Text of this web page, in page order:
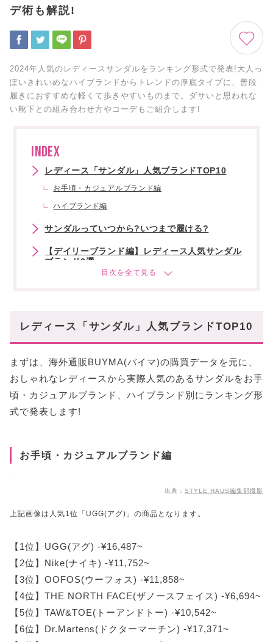
デ術も解説!
2024年人気のレディースサンダルをランキング形式で発表!大人っ
ぽいきれいめなハイブランドからトレンドの厚底タイプに、普段
履きにおすすめな軽くて歩きやすいものまで。ダサいと思われな
い靴下との組み合わせ方やコーデもご紹介します!
INDEX
レディース「サンダル」人気ブランドTOP10
お手頃・カジュアルブランド編
ハイブランド編
サンダルっていつから?いつまで履ける?
【デイリーブランド編】レディース人気サンダル
ブランド3選
シンプルで使いやすい「UGG(アグ)」
ンド3選
やっぱり永遠の憧れ♡「HERMES(エルメス)」
ハイセンス女子のマストアイテム「PRADA(プラダ)」
足元からリッチなムードに「CHANEL(シャネル)」
日本人の足にもフィットする「CAMPER(カンペー
ル)」
疲れにくい設計にこだわる「TAW&TOE(トーアンドト
ダルブランド3選
トラッドシューズの王道ブランド「Dr.Martens」
お手頃で最先端シューズが揃う「スティーブマデン」
ラバーソールならココ!「Melissa(メリッサ)」
【大人きれいめ】レディース人気サンダルブラン
ド3選
レディース「サンダル」人気ブランドTOP10
まずは、海外通販BUYMA(バイマ)の購買データを元に、
おしゃれなレディースから実際人気のあるサンダルをお手
頃・カジュアルブランド、ハイブランド別にランキング形
式で発表します!
お手頃・カジュアルブランド編
出典： STYLE HAUS編集部撮影
上記画像は人気1位「UGG(アグ)」の商品となります。
【1位】UGG(アグ) -¥16,487~
【2位】Nike(ナイキ) -¥11,752~
【3位】OOFOS(ウーフォス) -¥11,858~
【4位】THE NORTH FACE(ザノースフェイス) -¥6,694~
【5位】TAW&TOE(トーアンドトー) -¥10,542~
【6位】Dr.Martens(ドクターマーチン) -¥17,371~